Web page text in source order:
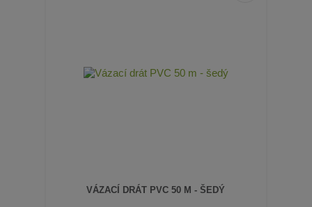
VÁZACÍ DRÁT PVC 50 M - ŠEDÝ